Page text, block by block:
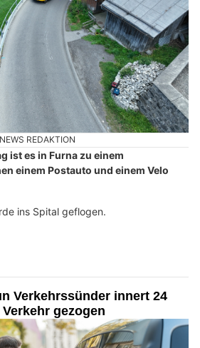
REDAKTION
ist es in Furna zu einem
einem Postauto und einem Velo
ins Spital geflogen.
Verkehrssünder innert 24
gezogen